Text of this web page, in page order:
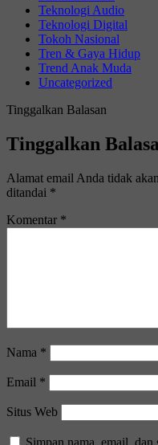
Teknologi Audio
Teknologi Digital
Tokoh Nasional
Tren & Gaya Hidup
Trend Anak Muda
Uncategorized
Tinggalkan Balasan
Tinggalkan
Alamat email Anda tidak
ditandai *
Komentar *
Nama *
Email *
Situs Web